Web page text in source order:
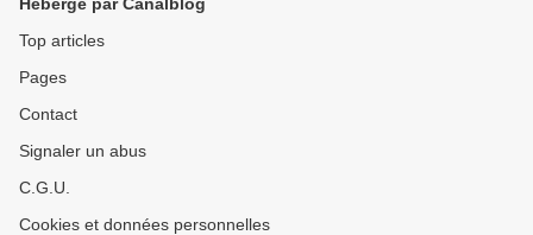
Top articles
Pages
Contact
Signaler un abus
C.G.U.
Cookies et données personnelles